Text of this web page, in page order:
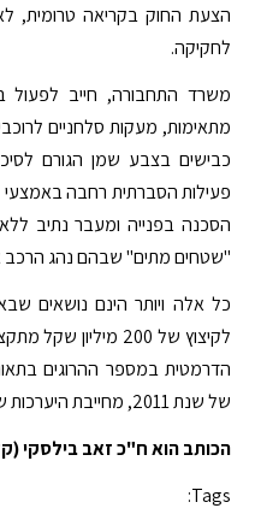
הצעת החוק בקריאה טרומית,
לחקיקה.
משרד התחבורה, חייב לפעול
מתאימות, מעקות סלחניים
כבישים בצבע שמן הגורם
פעילות הסברתית רחבה
הסכנה בפנייה ומעבר נתיב
"שטחים מתים" שבהם נהג הרכב
כל אלה ויותר הינם נושאים
לקיצוץ של 200
הדרמטית במספר ההרוגים
של שנת 2011, מחייבת היערכות שונה ופעילות מיידית.
הכותב הוא ח"כ זאב בילסקי
Tags: